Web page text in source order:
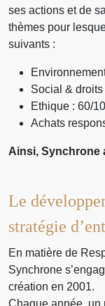
ses actions et de
thèmes pour
suivants :
Social & droits
Ethique : 60/
Achats
Ainsi, Synchrone
Le
stratégie
En matière de
Synchrone
création en 2001.
Chaque année, un